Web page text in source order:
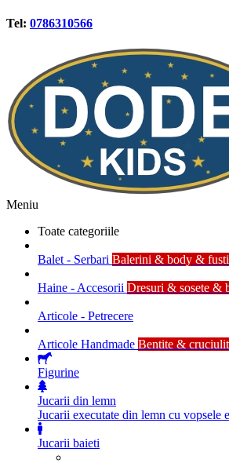
Tel: 0786310566
Meniu
Toate categoriile
Balet - Serbari Balerini & body &
Haine - Accesorii Dresuri & sosete &
Articole - Petrecere
Articole Handmade Bentite &
Figurine
Jucarii din lemn
Jucarii executate din lemn cu vopsele
Jucarii baieti